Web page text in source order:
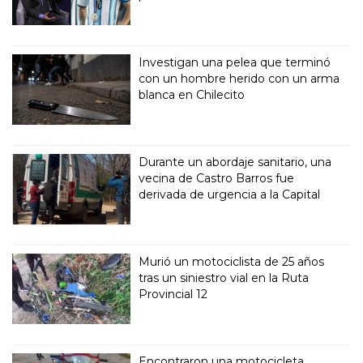
Investigan una pelea que terminó
con un hombre herido con un arma
blanca en Chilecito
Durante un abordaje sanitario, una
vecina de Castro Barros fue
derivada de urgencia a la Capital
Murió un motociclista de 25 años
tras un siniestro vial en la Ruta
Provincial 12